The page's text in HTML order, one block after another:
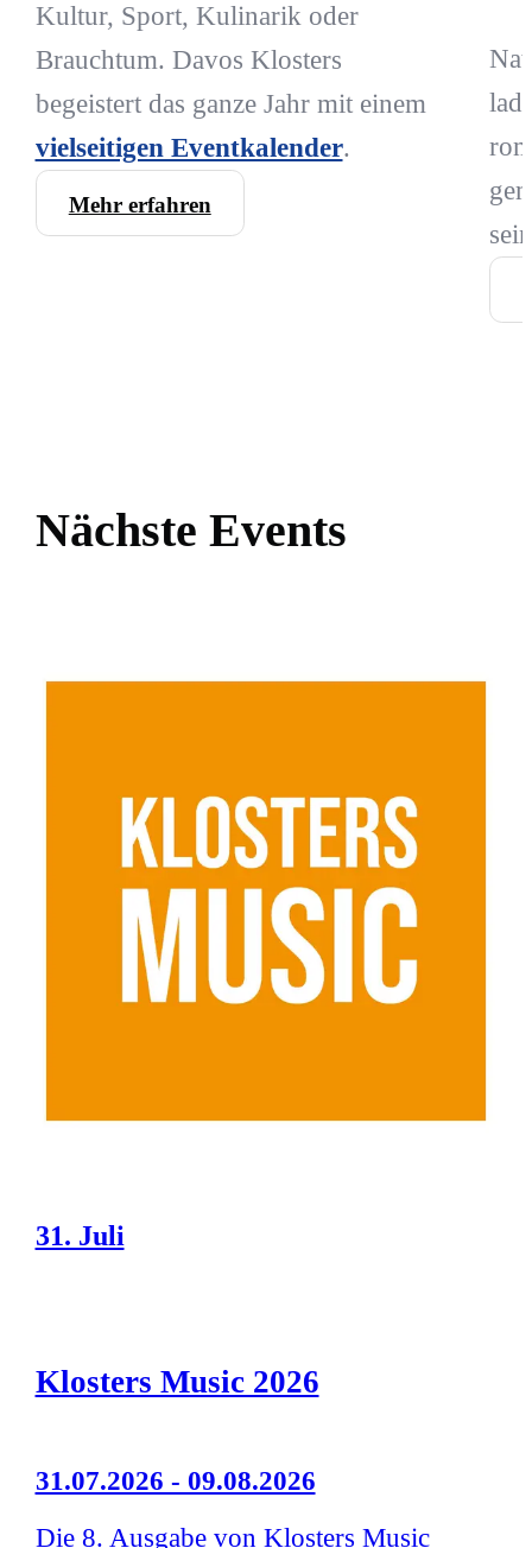
Kultur, Sport, Kulinarik oder
Brauchtum. Davos Klosters
begeistert das ganze Jahr mit einem
vielseitigen Eventkalender.
Mehr erfahren
Nächste Events
31. Juli
Klosters Music 2026
31.07.2026 - 09.08.2026
Die 8. Ausgabe von Klosters Music